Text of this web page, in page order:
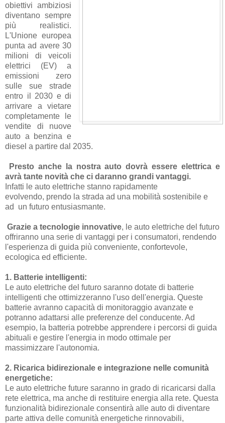
obiettivi ambiziosi
diventano sempre
più realistici.
L'Unione europea
punta ad avere 30
milioni di veicoli
elettrici (EV) a
emissioni zero
sulle sue strade
entro il 2030 e di
arrivare a vietare
completamente le
vendite di nuove
auto a benzina e
diesel a partire dal 2035.
Presto anche la nostra auto dovrà essere elettrica e
avrà tante novità che ci daranno grandi vantaggi.
Infatti le auto elettriche stanno rapidamente
evolvendo, prendo la strada ad una mobilità sostenibile e
ad un futuro entusiasmante.
Grazie a tecnologie innovative, le auto elettriche del futuro
offriranno una serie di vantaggi per i consumatori, rendendo
l'esperienza di guida più conveniente, confortevole,
ecologica ed efficiente.
1. Batterie intelligenti:
Le auto elettriche del futuro saranno dotate di batterie
intelligenti che ottimizzeranno l'uso dell'energia. Queste
batterie avranno capacità di monitoraggio avanzate e
potranno adattarsi alle preferenze del conducente. Ad
esempio, la batteria potrebbe apprendere i percorsi di guida
abituali e gestire l'energia in modo ottimale per
massimizzare l'autonomia.
2. Ricarica bidirezionale e integrazione nelle comunità
energetiche:
Le auto elettriche future saranno in grado di ricaricarsi dalla
rete elettrica, ma anche di restituire energia alla rete. Questa
funzionalità bidirezionale consentirà alle auto di diventare
parte attiva delle comunità energetiche rinnovabili,